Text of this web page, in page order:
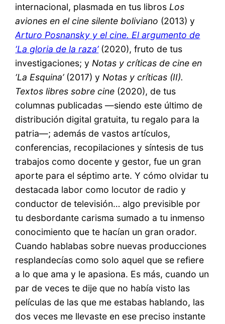
internacional, plasmada en tus libros Los
aviones en el cine silente boliviano (2013) y
Arturo Posnansky y el cine. El argumento de
‘La gloria de la raza’ (2020), fruto de tus
investigaciones; y Notas y críticas de cine en
‘La Esquina’(2017) y Notas y críticas (II).
Textos libres sobre cine (2020), de tus
columnas publicadas —siendo este último de
distribución digital gratuita, tu regalo para la
patria—; además de vastos artículos,
conferencias, recopilaciones y síntesis de tus
trabajos como docente y gestor, fue un gran
aporte para el séptimo arte. Y cómo olvidar tu
destacada labor como locutor de radio y
conductor de televisión… algo previsible por
tu desbordante carisma sumado a tu inmenso
conocimiento que te hacían un gran orador.
Cuando hablabas sobre nuevas producciones
resplandecías como solo aquel que se refiere
a lo que ama y le apasiona. Es más, cuando un
par de veces te dije que no había visto las
películas de las que me estabas hablando, las
dos veces me llevaste en ese preciso instante